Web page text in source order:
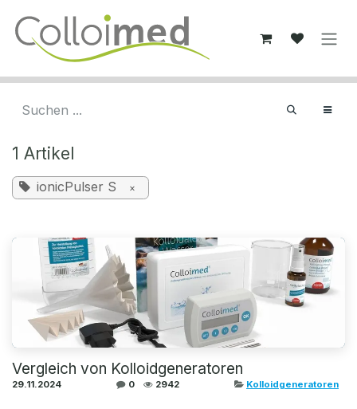
1 Artikel
ionicPulser S ×
Vergleich von Kolloidgeneratoren
29.11.2024 0 2942 Kolloidgeneratoren